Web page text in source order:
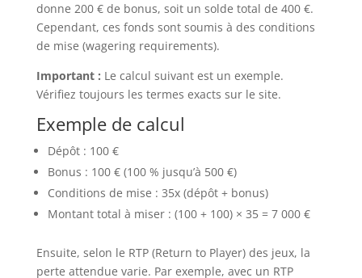
donne 200 € de bonus, soit un solde total de 400 €.
Cependant, ces fonds sont soumis à des conditions
de mise (wagering requirements).
Important : Le calcul suivant est un exemple.
Vérifiez toujours les termes exacts sur le site.
Exemple de calcul
Dépôt : 100 €
Bonus : 100 € (100 % jusqu’à 500 €)
Conditions de mise : 35x (dépôt + bonus)
Montant total à miser : (100 + 100) × 35 = 7 000 €
Ensuite, selon le RTP (Return to Player) des jeux, la
perte attendue varie. Par exemple, avec un RTP